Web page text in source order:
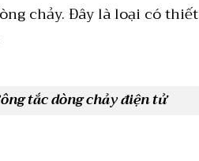
chảy. Đây là loại có
tắc dòng chảy điện tử